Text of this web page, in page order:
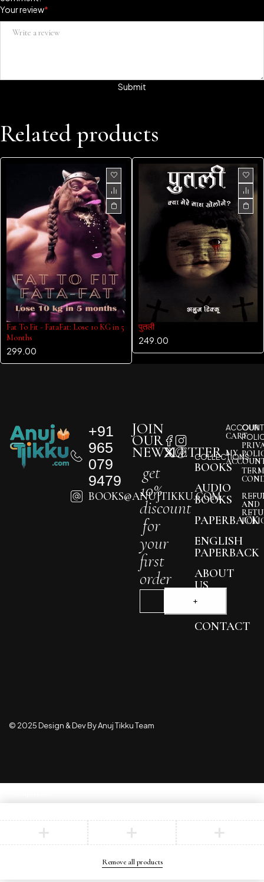
Your review*
Related products
Fat To Fit - FataFat: Lose 10 KG in 5
Months
299.00
पुतली
249.00
+91
965
079
9479
BOOKS@ANUJTIKKU.COM
COLLECTIONS
BOOKS
AUDIO
BOOKS
PAPERBACK
ENGLISH
PAPERBACK
ABOUT
US
BLOG
CONTACT
JOIN
OUR
NEWSLETTER
get
10%
discount
for
your
first
order
ACCOUNT
CART
MY
OUR
AND
© 2025 Design & Dev By Anuj Tikku Team
Remove all products